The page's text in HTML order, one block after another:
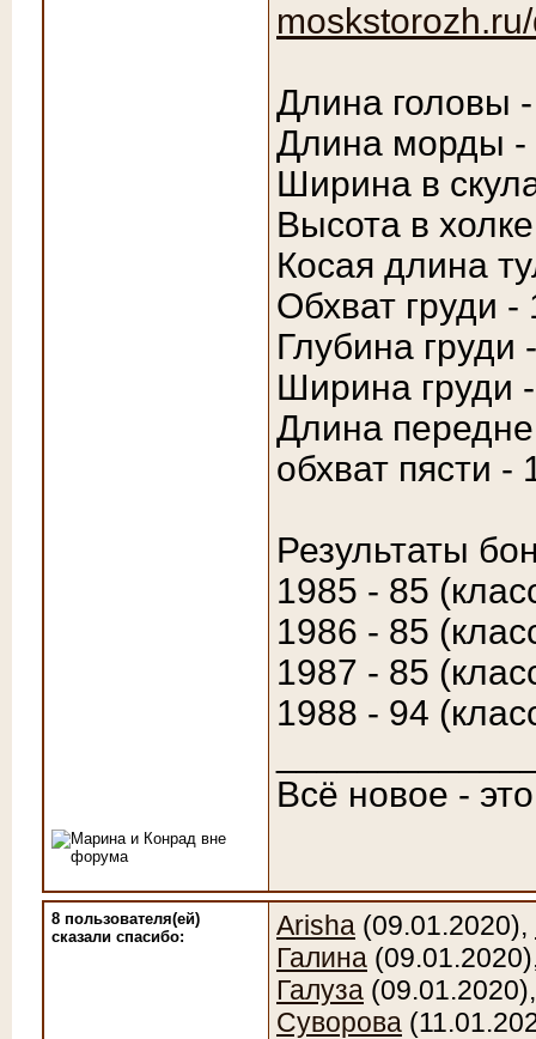
Длина головы
Длина морды -
Ширина в
Высота в
Косая длина
Обхват груди -
Глубина груди
Ширина груди
Длина
обхват пясти -
Результаты
1985 - 85
1986 - 85
1987 - 85
1988 - 94
Всё новое -
8 пользователя(ей)
сказали cпасибо:
Arisha (09.01.2020),
Галина
Галуза
Суворова